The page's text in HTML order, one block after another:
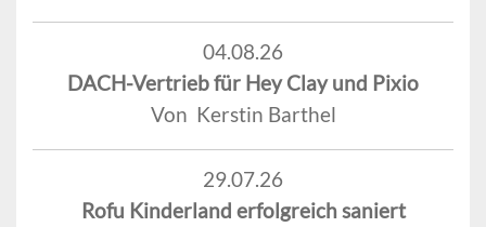
04.08.26
DACH-Vertrieb für Hey Clay und Pixio
Von Kerstin Barthel
29.07.26
Rofu Kinderland erfolgreich saniert